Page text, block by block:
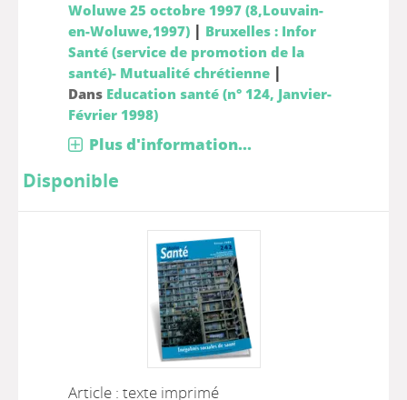
Woluwe 25 octobre 1997 (8,Louvain-
en-Woluwe,1997) | Bruxelles : Infor
Santé (service de promotion de la
santé)- Mutualité chrétienne|
Dans Education santé (n° 124, Janvier-
Février 1998)
Plus d'information...
Disponible
Article : texte imprimé